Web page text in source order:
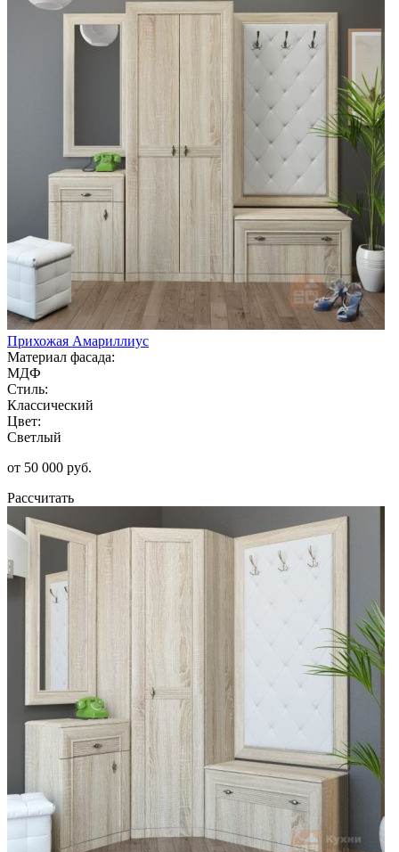
Прихожая Амариллиус
Материал фасада:
МДФ
Стиль:
Классический
Цвет:
Светлый
от 50 000 руб.
Рассчитать